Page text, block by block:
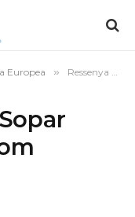
Europea » Ressenya del 214 Sopar Hora Europea: «Com gestionem els ressentiments?»